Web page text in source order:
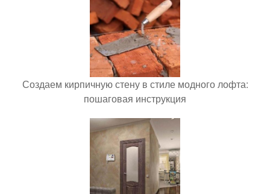
Создаем кирпичную стену в стиле модного лофта:
пошаговая инструкция